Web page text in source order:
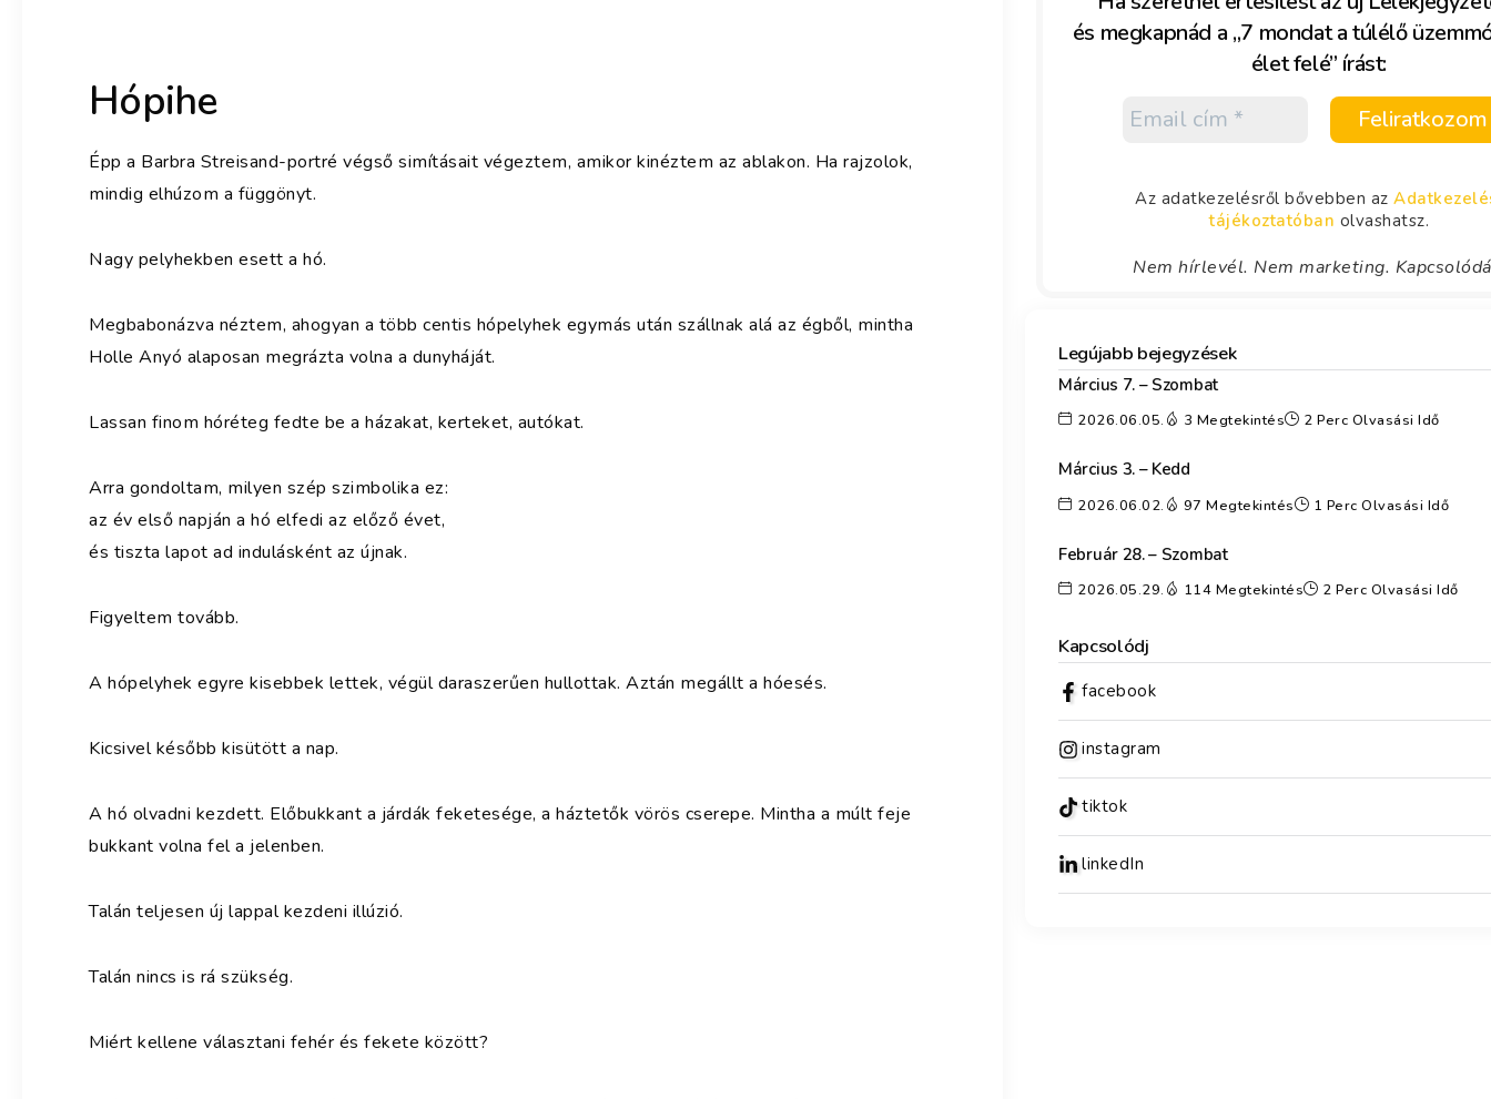
Hópihe
Épp a Barbra Streisand-portré végső simításait végeztem, amikor kinéztem az ablakon. Ha rajzolok,
mindig elhúzom a függönyt.
Nagy pelyhekben esett a hó.
Megbabonázva néztem, ahogyan a több centis hópelyhek egymás után szállnak alá az égből, mintha
Holle Anyó alaposan megrázta volna a dunyháját.
Lassan finom hóréteg fedte be a házakat, kerteket, autókat.
Arra gondoltam, milyen szép szimbolika ez:
az év első napján a hó elfedi az előző évet,
és tiszta lapot ad indulásként az újnak.
Figyeltem tovább.
A hópelyhek egyre kisebbek lettek, végül daraszerűen hullottak. Aztán megállt a hóesés.
Kicsivel később kisütött a nap.
A hó olvadni kezdett. Előbukkant a járdák feketesége, a háztetők vörös cserepe. Mintha a múlt feje
bukkant volna fel a jelenben.
Talán teljesen új lappal kezdeni illúzió.
Talán nincs is rá szükség.
Miért kellene választani fehér és fekete között?
és megkapnád a „7 mondat a túlélő
élet felé” írást:
Az adatkezelésről bővebben az
tájékoztatóban olvashatsz.
Nem hírlevél. Nem marketing.
Legújabb bejegyzések
Március 7. – Szombat
2026.06.05. 3 Megtekintés 2 Perc Olvasási Idő
Március 3. – Kedd
2026.06.02. 97 Megtekintés 1 Perc Olvasási Idő
Február 28. – Szombat
2026.05.29. 114 Megtekintés 2 Perc Olvasási Idő
Kapcsolódj
facebook
instagram
tiktok
linkedIn